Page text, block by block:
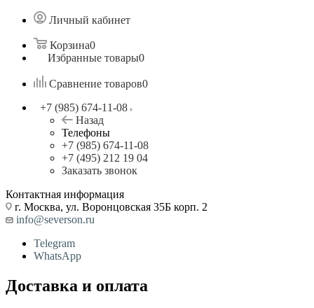
Личный кабинет
Корзина0
Избранные товары0
Сравнение товаров0
+7 (985) 674-11-08
Назад
Телефоны
+7 (985) 674-11-08
+7 (495) 212 19 04
Заказать звонок
Контактная информация
г. Москва, ул. Воронцовская 35Б корп. 2
info@severson.ru
Telegram
WhatsApp
Доставка и оплата